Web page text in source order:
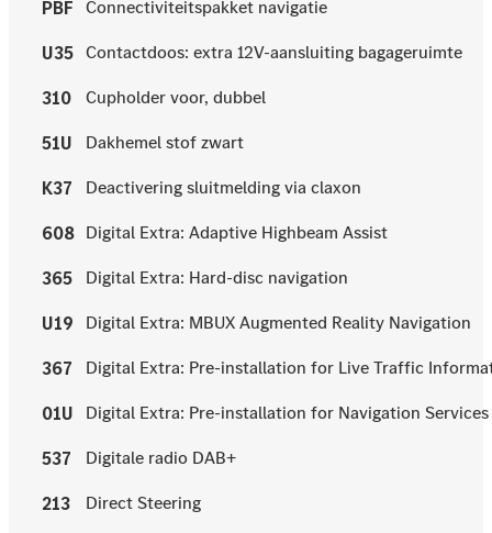
PBF Connectiviteitspakket navigatie
U35 Contactdoos: extra 12V-aansluiting bagageruimte
310 Cupholder voor, dubbel
51U Dakhemel stof zwart
K37 Deactivering sluitmelding via claxon
608 Digital Extra: Adaptive Highbeam Assist
365 Digital Extra: Hard-disc navigation
U19 Digital Extra: MBUX Augmented Reality Navigation
367 Digital Extra: Pre-installation for Live Traffic
01U Digital Extra: Pre-installation for Navigation Services
537 Digitale radio DAB+
213 Direct Steering